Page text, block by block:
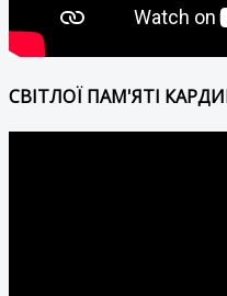
СВІТЛОЇ ПАМ'ЯТІ